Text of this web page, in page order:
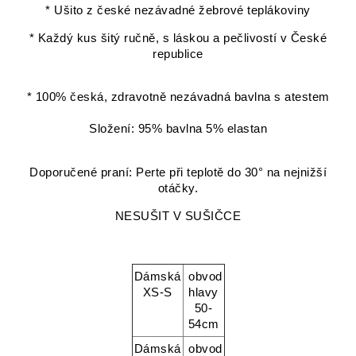
* Ušito z české nezávadné žebrové teplákoviny
* Každý kus šitý ručně, s láskou a pečlivostí v České
republice
* 100% česká, zdravotně nezávadná bavlna s atestem
Složení: 95% bavlna 5% elastan
Doporučené praní: Perte při teplotě do 30° na nejnižší
otáčky.
NESUŠIT V SUŠIČCE
Dámská
XS-S
obvod
hlavy
50-
54cm
Dámská
obvod